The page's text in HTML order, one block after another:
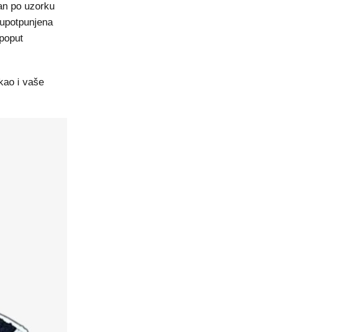
po uzorku
i vaše